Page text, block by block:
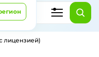
лицензией)